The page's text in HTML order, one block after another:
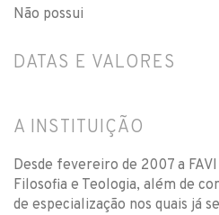
Não possui
DATAS E VALORES
A INSTITUIÇÃO
Desde fevereiro de 2007 a
Filosofia e Teologia, além de
de especialização nos quais já